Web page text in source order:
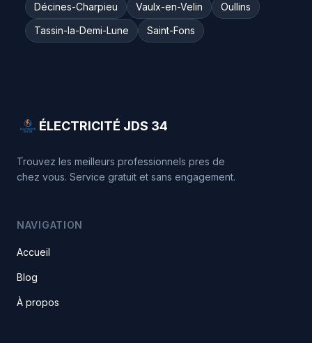
Décines-Charpieu
Vaulx-en-Velin
Oullins
Tassin-la-Demi-Lune
Saint-Fons
ÉLECTRICITÉ JDS 34
Trouvez les meilleurs professionnels pres de
chez vous. Service gratuit et sans engagement.
NAVIGATION
Accueil
Blog
À propos